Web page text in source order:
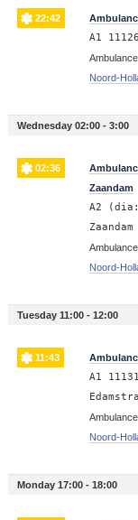
22:42
A1
Noord-
Wednesday 02:00 - 3:00
02:36
Zaandam
A2
Zaandam
Noord-
Tuesday 11:00 - 12:00
11:43
A1
Noord-
Monday 17:00 - 18:00